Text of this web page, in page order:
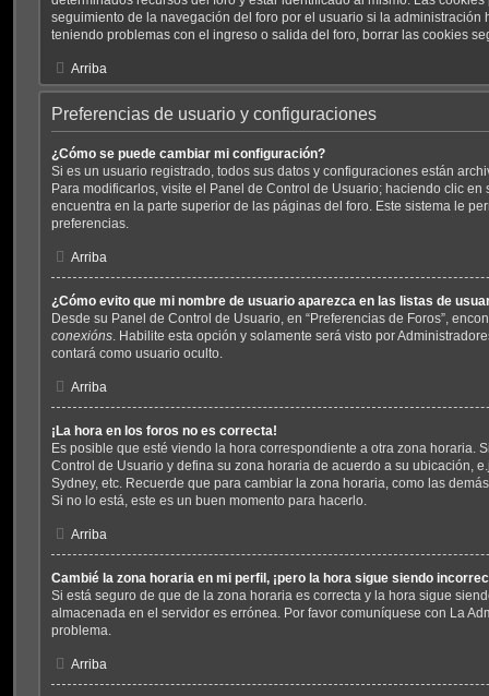
seguimiento de la navegación del foro por el usuario si la administración
teniendo problemas con el ingreso o salida del foro, borrar las cookies
Arriba
Preferencias de usuario y configuraciones
¿Cómo se puede cambiar mi configuración?
Si es un usuario registrado, todos sus datos y configuraciones están
Para modificarlos, visite el Panel de Control de Usuario; haciendo clic en
encuentra en la parte superior de las páginas del foro. Este sistema le
preferencias.
Arriba
¿Cómo evito que mi nombre de usuario aparezca en las listas de
Desde su Panel de Control de Usuario, en “Preferencias de Foros”,
conexións . Habilite esta opción y solamente será visto por
contará como usuario oculto.
Arriba
¡La hora en los foros no es correcta!
Es posible que esté viendo la hora correspondiente a otra zona horaria.
Control de Usuario y defina su zona horaria de acuerdo a su ubicación,
Sydney, etc. Recuerde que para cambiar la zona horaria, como las
Si no lo está, este es un buen momento para hacerlo.
Arriba
Cambié la zona horaria en mi perfil, ¡pero la hora sigue siendo
Si está seguro de que de la zona horaria es correcta y la hora sigue
almacenada en el servidor es errónea. Por favor comuníquese con La
problema.
Arriba